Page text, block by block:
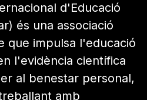
d'Educació
és una associació
que impulsa l'educació
l'evidència científica
al benestar personal,
amb